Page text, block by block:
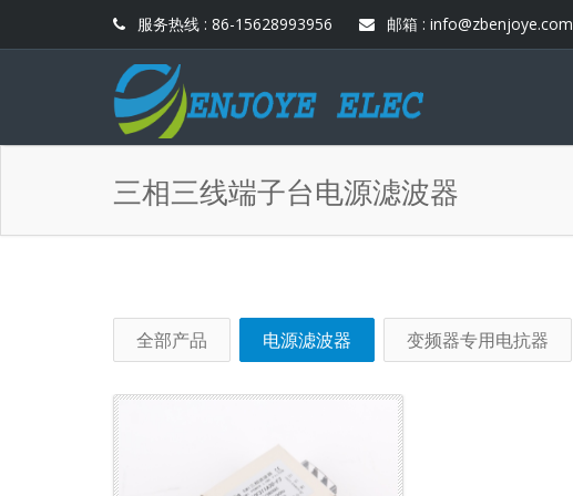
服务热线 : 86-15628993956 邮箱 : info@zbenjoye.com
三相三线端子台电源滤波器
全部产品 电源滤波器 变频器专用电抗器